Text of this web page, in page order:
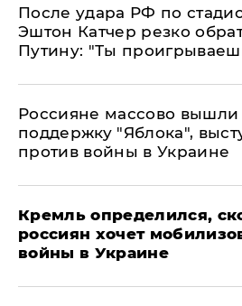
После удара РФ по
Эштон Катчер резко
Путину: "Ты
Россияне массово вышли
поддержку "Яблока",
против войны в Украине
Кремль определился,
россиян хочет
войны в Украине